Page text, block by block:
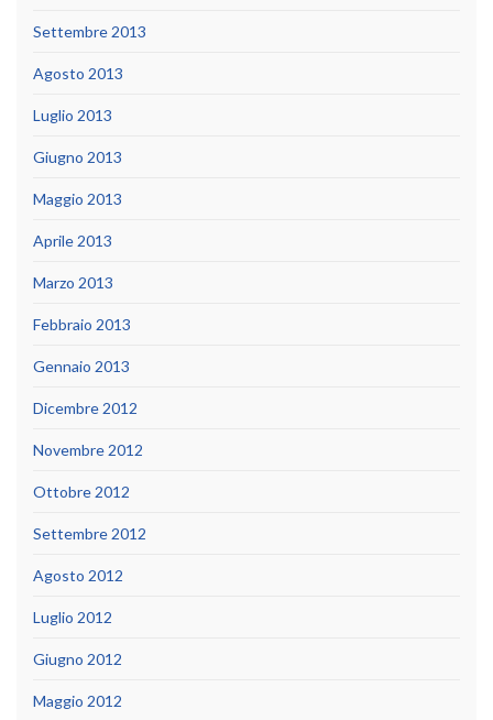
Settembre 2013
Agosto 2013
Luglio 2013
Giugno 2013
Maggio 2013
Aprile 2013
Marzo 2013
Febbraio 2013
Gennaio 2013
Dicembre 2012
Novembre 2012
Ottobre 2012
Settembre 2012
Agosto 2012
Luglio 2012
Giugno 2012
Maggio 2012